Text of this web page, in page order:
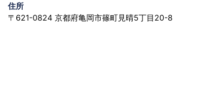
住所
〒621-0824 京都府亀岡市篠町見晴5丁目20-8